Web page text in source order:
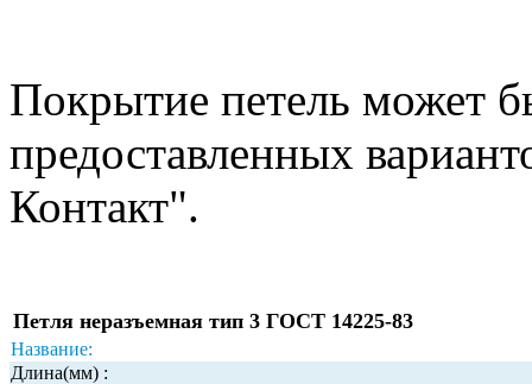
Покрытие петель может
предоставленных
Контакт".
Петля неразъемная тип 3 ГОСТ 14225-83
Название:
Длина(мм) :